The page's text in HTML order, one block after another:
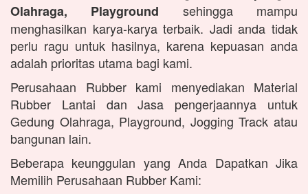
Olahraga, Playground sehingga mampu
menghasilkan karya-karya terbaik. Jadi anda tidak
perlu ragu untuk hasilnya, karena kepuasan anda
adalah prioritas utama bagi kami.
Perusahaan Rubber kami menyediakan Material
Rubber Lantai dan Jasa pengerjaannya untuk
Gedung Olahraga, Playground, Jogging Track atau
bangunan lain.
Beberapa keunggulan yang Anda Dapatkan Jika
Memilih Perusahaan Rubber Kami: